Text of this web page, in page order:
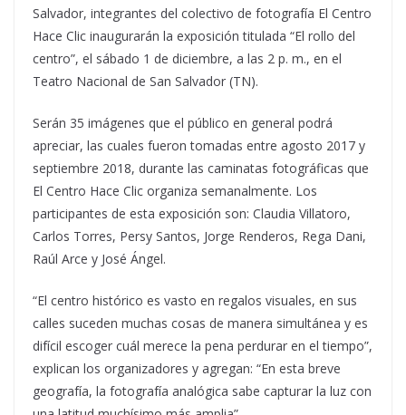
Salvador, integrantes del colectivo de fotografía El Centro
Hace Clic inaugurarán la exposición titulada “El rollo del
centro”, el sábado 1 de diciembre, a las 2 p. m., en el
Teatro Nacional de San Salvador (TN).
Serán 35 imágenes que el público en general podrá
apreciar, las cuales fueron tomadas entre agosto 2017 y
septiembre 2018, durante las caminatas fotográficas que
El Centro Hace Clic organiza semanalmente. Los
participantes de esta exposición son: Claudia Villatoro,
Carlos Torres, Persy Santos, Jorge Renderos, Rega Dani,
Raúl Arce y José Ángel.
“El centro histórico es vasto en regalos visuales, en sus
calles suceden muchas cosas de manera simultánea y es
difícil escoger cuál merece la pena perdurar en el tiempo”,
explican los organizadores y agregan: “En esta breve
geografía, la fotografía analógica sabe capturar la luz con